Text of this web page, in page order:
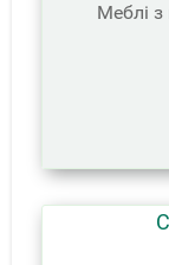
Меблі з